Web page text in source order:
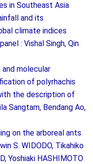
in Southeast Asia
and its
climate indices
: Vishal Singh, Qin
molecular
of polyrhachis
the description of
Sangtam, Bendang Ao,
on the arboreal ants
S. WIDODO, Tikahiko
Yoshiaki HASHIMOTO